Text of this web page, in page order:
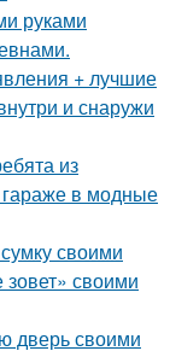
руками
+ лучшие
и снаружи
из
в модные
своими
своими
дверь своими